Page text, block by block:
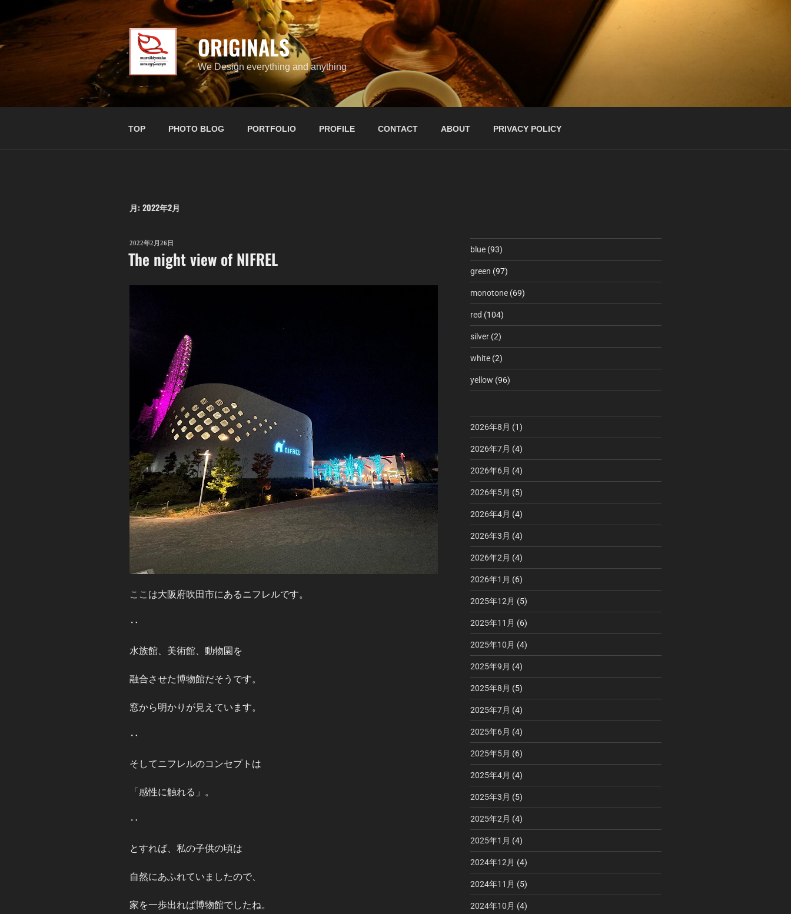
ン
キ
ORIGINALS
We Design everything and anything
TOP PHOTO BLOG PORTFOLIO PROFILE CONTACT ABOUT PRIVACY POLICY
月: 2022年2月
投
2022年2月26日
The night view of NIFREL
ここは大阪府吹田市にあるニフレルです。
‥
水族館、美術館、動物園を
融合させた博物館だそうです。
窓から明かりが見えています。
‥
そしてニフレルのコンセプトは
「感性に触れる」。
‥
とすれば、私の子供の頃は
自然にあふれていましたので、
家を一歩出れば博物館でしたね。
blue(93)
green (97)
monotone(69)
red (104)
silver(2)
white(2)
yellow (96)
2026年8月 (1)
2026年7月 (4)
2026年6月 (4)
2026年5月 (5)
2026年4月 (4)
2026年3月 (4)
2026年2月 (4)
2026年1月 (6)
2025年12月 (5)
2025年11月 (6)
2025年10月 (4)
2025年9月 (4)
2025年8月 (5)
2025年7月 (4)
2025年6月 (4)
2025年5月 (6)
2025年4月 (4)
2025年3月 (5)
2025年2月 (4)
2025年1月 (4)
2024年12月 (4)
2024年11月 (5)
2024年10月 (4)